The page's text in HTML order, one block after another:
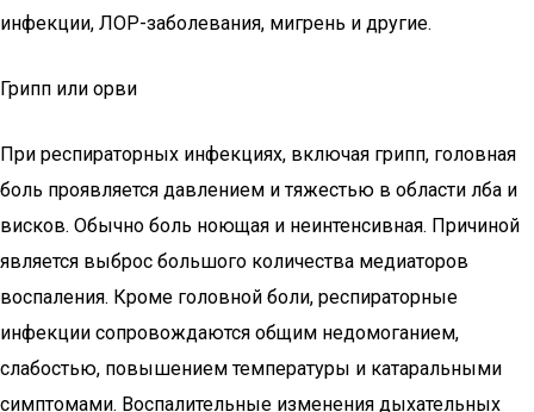
инфекции, ЛОР-заболевания, мигрень и другие.
Грипп или орви
При респираторных инфекциях, включая грипп, головная
боль проявляется давлением и тяжестью в области лба и
висков. Обычно боль ноющая и неинтенсивная. Причиной
является выброс большого количества медиаторов
воспаления. Кроме головной боли, респираторные
инфекции сопровождаются общим недомоганием,
слабостью, повышением температуры и катаральными
симптомами. Воспалительные изменения дыхательных